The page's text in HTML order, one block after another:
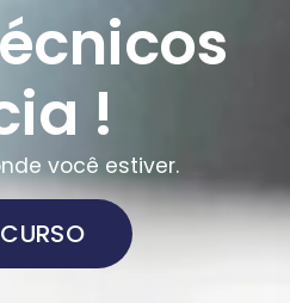
!
você estiver.